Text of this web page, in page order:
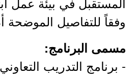
وفقاً للتفاصيل الموضحة
مسمى البرنامج:
- برنامج التدريب التعاوني